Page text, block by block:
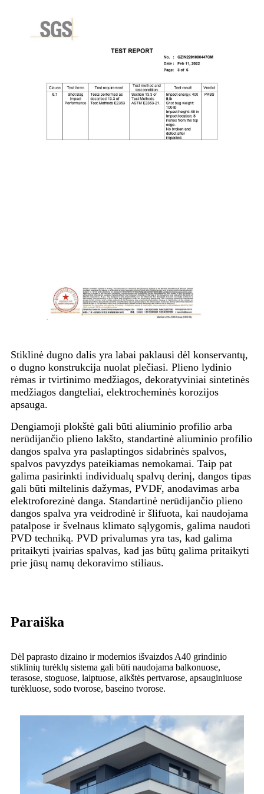
Stiklinė dugno dalis yra labai paklausi dėl konservantų,
o dugno konstrukcija nuolat plečiasi. Plieno lydinio
rėmas ir tvirtinimo medžiagos, dekoratyviniai sintetinės
medžiagos dangteliai, elektrocheminės korozijos
apsauga.
Dengiamoji plokštė gali būti aliuminio profilio arba
nerūdijančio plieno lakšto, standartinė aliuminio profilio
dangos spalva yra paslaptingos sidabrinės spalvos,
spalvos pavyzdys pateikiamas nemokamai. Taip pat
galima pasirinkti individualų spalvų derinį, dangos tipas
gali būti miltelinis dažymas, PVDF, anodavimas arba
elektroforezinė danga. Standartinė nerūdijančio plieno
dangos spalva yra veidrodinė ir šlifuota, kai naudojama
patalpose ir švelnaus klimato sąlygomis, galima naudoti
PVD techniką. PVD privalumas yra tas, kad galima
pritaikyti įvairias spalvas, kad jas būtų galima pritaikyti
prie jūsų namų dekoravimo stiliaus.
Paraiška
Dėl paprasto dizaino ir modernios išvaizdos A40 grindinio
stiklinių turėklų sistema gali būti naudojama balkonuose,
terasose, stoguose, laiptuose, aikštės pertvarose, apsauginiuose
turėkluose, sodo tvorose, baseino tvorose.